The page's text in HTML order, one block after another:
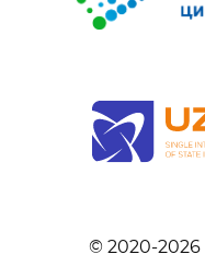
© 2020-2026